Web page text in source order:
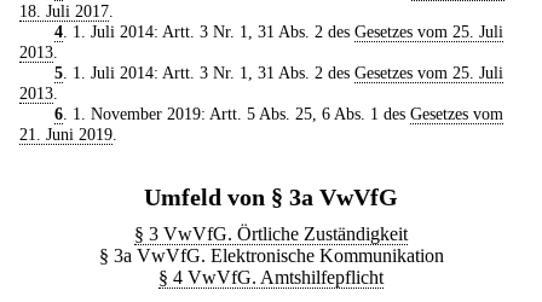
18. Juli 2017.
4. 1. Juli 2014: Artt. 3 Nr. 1, 31 Abs. 2 des Gesetzes vom 25. Juli
2013.
5. 1. Juli 2014: Artt. 3 Nr. 1, 31 Abs. 2 des Gesetzes vom 25. Juli
2013.
6. 1. November 2019: Artt. 5 Abs. 25, 6 Abs. 1 des Gesetzes vom
21. Juni 2019.
Umfeld von § 3a VwVfG
§ 3 VwVfG. Örtliche Zuständigkeit
§ 3a VwVfG. Elektronische Kommunikation
§ 4 VwVfG. Amtshilfepflicht